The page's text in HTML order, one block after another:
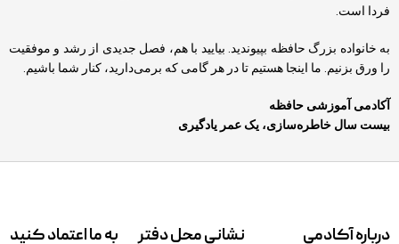
فردا است.
به خانواده بزرگ حافظه بپیوندید. بیایید با هم، فصل جدیدی از رشد و موفقیت
را ورق بزنیم. ما اینجا هستیم تا در هر گامی که برمی‌دارید، کنار شما باشیم.
آکادمی آموزشی حافظه
بیست سال خاطره‌سازی، یک عمر یادگیری
درباره آکادمی
نشانی محل دفتر
به ما اعتماد کنید